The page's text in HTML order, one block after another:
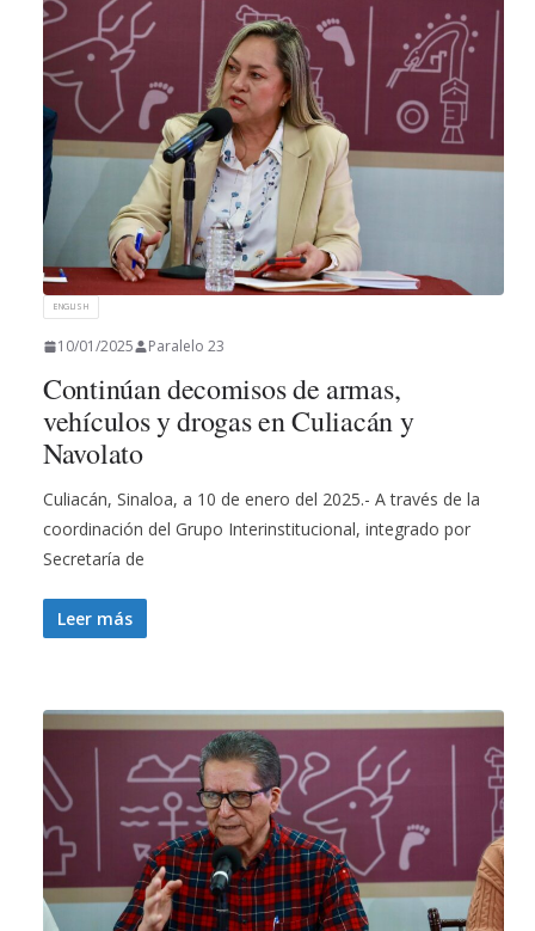
ENGLISH
10/01/2025 Paralelo 23
Continúan decomisos de armas,
vehículos y drogas en Culiacán y
Navolato
Culiacán, Sinaloa, a 10 de enero del 2025.- A través de la
coordinación del Grupo Interinstitucional, integrado por
Secretaría de
Leer más